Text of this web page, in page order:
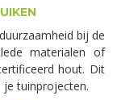
bij de
materialen of
hout. Dit
tuinprojecten.